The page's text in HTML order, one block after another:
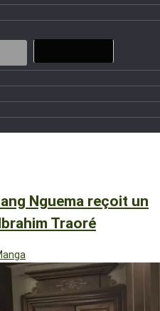
Nguema reçoit un
Traoré